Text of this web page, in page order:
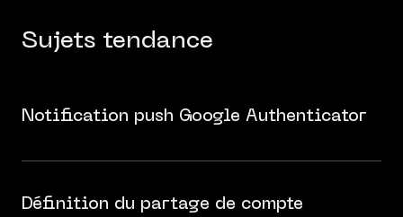
Sujets tendance
Notification push Google Authenticator
Définition du partage de compte